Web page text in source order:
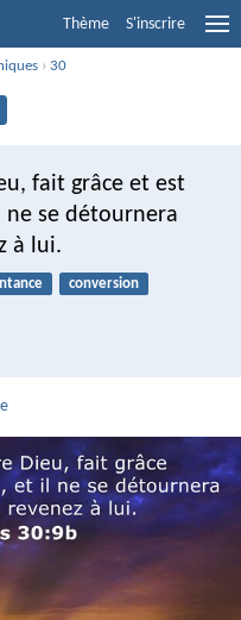
Thème S'inscrire
›30
fait grâce et est
se détournera
à lui.
conversion